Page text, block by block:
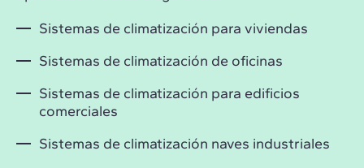
Sistemas de climatización para viviendas
Sistemas de climatización de oficinas
Sistemas de climatización para edificios
comerciales
Sistemas de climatización naves industriales